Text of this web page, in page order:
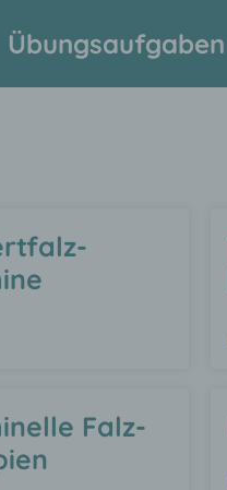
Übungsaufgaben
Falz-